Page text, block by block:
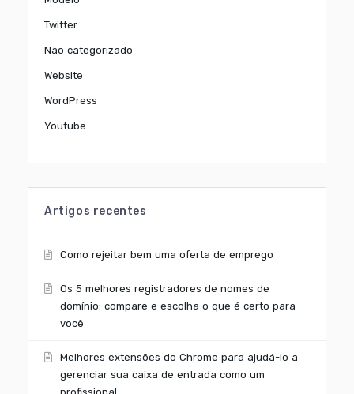
Twitter
Não categorizado
Website
WordPress
Youtube
Artigos recentes
Como rejeitar bem uma oferta de emprego
Os 5 melhores registradores de nomes de
domínio: compare e escolha o que é certo para
você
Melhores extensões do Chrome para ajudá-lo a
gerenciar sua caixa de entrada como um